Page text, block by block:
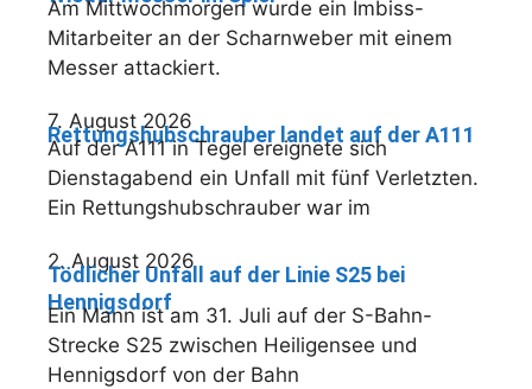
Am Mittwochmorgen wurde ein Imbiss-
Mitarbeiter an der Scharnweber mit einem
Messer attackiert.
7. August 2026
Rettungshubschrauber landet auf der A111
Auf der A111 in Tegel ereignete sich
Dienstagabend ein Unfall mit fünf Verletzten.
Ein Rettungshubschrauber war im
2. August 2026
Tödlicher Unfall auf der Linie S25 bei
Hennigsdorf
Ein Mann ist am 31. Juli auf der S-Bahn-
Strecke S25 zwischen Heiligensee und
Hennigsdorf von der Bahn